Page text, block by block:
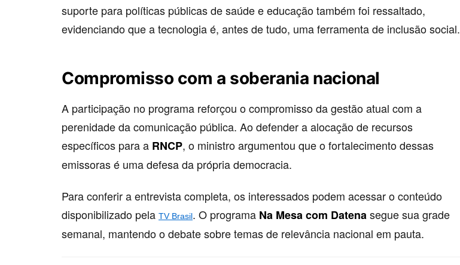
suporte para políticas públicas de saúde e educação também foi ressaltado,
evidenciando que a tecnologia é, antes de tudo, uma ferramenta de inclusão social.
Compromisso com a soberania nacional
A participação no programa reforçou o compromisso da gestão atual com a
perenidade da comunicação pública. Ao defender a alocação de recursos
específicos para a RNCP, o ministro argumentou que o fortalecimento dessas
emissoras é uma defesa da própria democracia.
Para conferir a entrevista completa, os interessados podem acessar o conteúdo
disponibilizado pela TV Brasil. O programa Na Mesa com Datenasegue sua grade
semanal, mantendo o debate sobre temas de relevância nacional em pauta.